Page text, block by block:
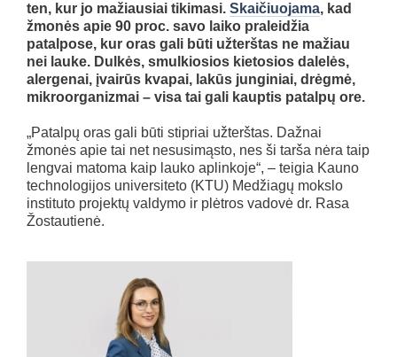
ten, kur jo mažiausiai tikimasi. Skaičiuojama, kad
žmonės apie 90 proc. savo laiko praleidžia
patalpose, kur oras gali būti užterštas ne mažiau
nei lauke. Dulkės, smulkiosios kietosios dalelės,
alergenai, įvairūs kvapai, lakūs junginiai, drėgmė,
mikroorganizmai – visa tai gali kauptis patalpų ore.
„Patalpų oras gali būti stipriai užterštas. Dažnai
žmonės apie tai net nesusimąsto, nes ši tarša nėra taip
lengvai matoma kaip lauko aplinkoje“, – teigia Kauno
technologijos universiteto (KTU) Medžiagų mokslo
instituto projektų valdymo ir plėtros vadovė dr. Rasa
Žostautienė.